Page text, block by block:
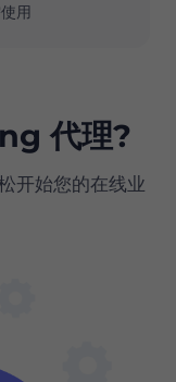
用
代理?
开始您的在线业